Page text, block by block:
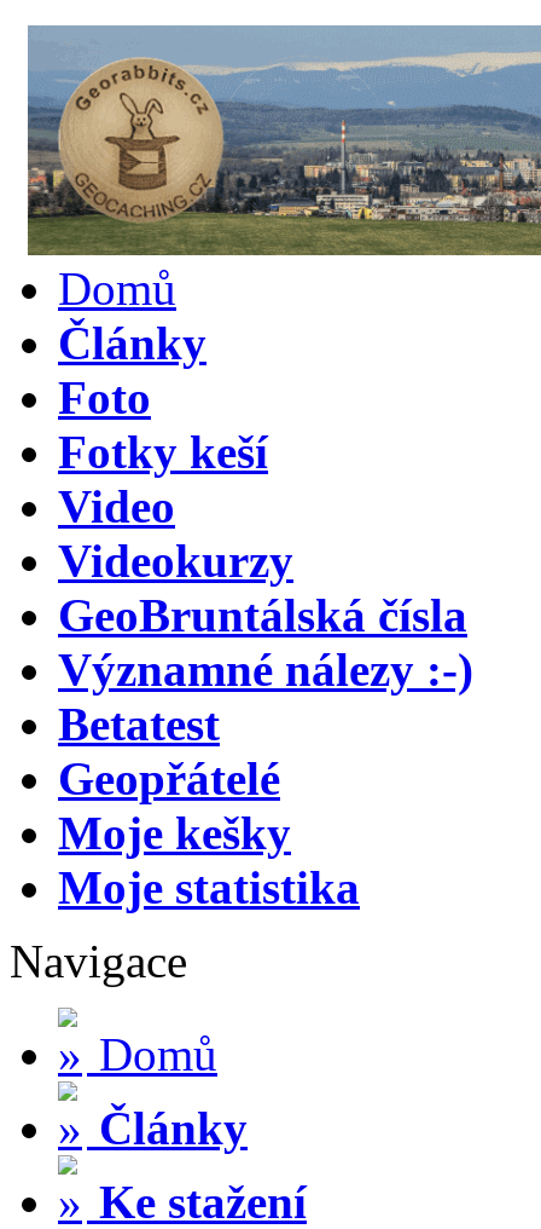
Domů
Články
Foto
Fotky keší
Video
Videokurzy
GeoBruntálská čísla
Významné nálezy :-)
Betatest
Geopřátelé
Moje kešky
Moje statistika
Navigace
Domů
Články
Ke stažení